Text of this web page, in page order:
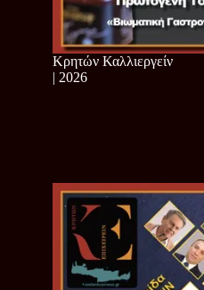
Κρητών Καλλιεργείν
| 2026